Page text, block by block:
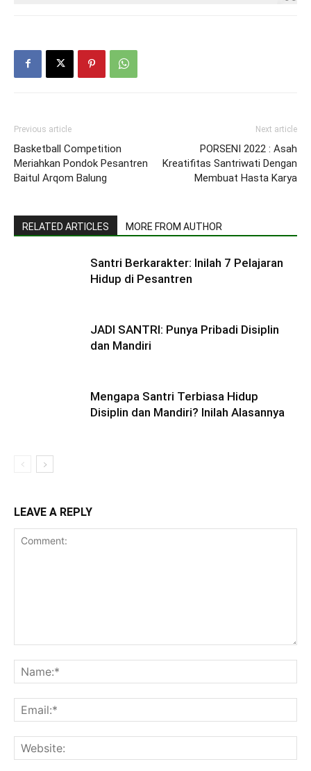
Previous article
Basketball Competition
Meriahkan Pondok Pesantren
Baitul Arqom Balung
Next article
PORSENI 2022 : Asah
Kreatifitas Santriwati Dengan
Membuat Hasta Karya
RELATED ARTICLES MORE FROM AUTHOR
Santri Berkarakter: Inilah 7 Pelajaran
Hidup di Pesantren
JADI SANTRI: Punya Pribadi Disiplin
dan Mandiri
Mengapa Santri Terbiasa Hidup
Disiplin dan Mandiri? Inilah Alasannya
LEAVE A REPLY